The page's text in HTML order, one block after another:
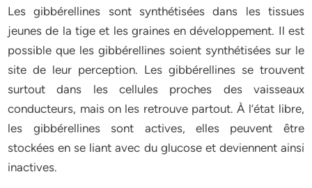
Les gibbérellines sont synthétisées dans les tissues
jeunes de la tige et les graines en développement. Il est
possible que les gibbérellines soient synthétisées sur le
site de leur perception. Les gibbérellines se trouvent
surtout dans les cellules proches des vaisseaux
conducteurs, mais on les retrouve partout. À l’état libre,
les gibbérellines sont actives, elles peuvent être
stockées en se liant avec du glucose et deviennent ainsi
inactives.